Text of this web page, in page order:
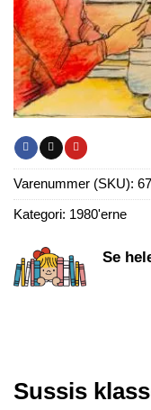
Varenummer (SKU):
Kategori: 1980'erne
Se
Sussis